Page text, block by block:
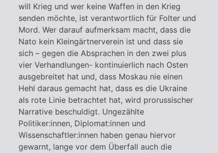
will Krieg und wer keine Waffen in den Krieg
senden möchte, ist verantwortlich für Folter und
Mord. Wer darauf aufmerksam macht, dass die
Nato kein Kleingärtnerverein ist und dass sie
sich – gegen die Absprachen in den zwei plus
vier Verhandlungen- kontinuierlich nach Osten
ausgebreitet hat und, dass Moskau nie einen
Hehl daraus gemacht hat, dass es die Ukraine
als rote Linie betrachtet hat, wird prorussischer
Narrative beschuldigt. Ungezählte
Politiker:innen, Diplomat:innen und
Wissenschaftler:innen haben genau hiervor
gewarnt, lange vor dem Überfall auch die